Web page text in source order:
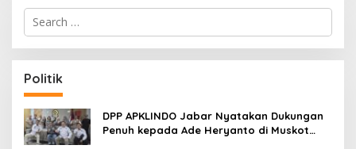
S
r
c
h
f
o
r
:
Politik
DPP APKLINDO Jabar Nyatakan Dukungan
Penuh kepada Ade Heryanto di Muskot